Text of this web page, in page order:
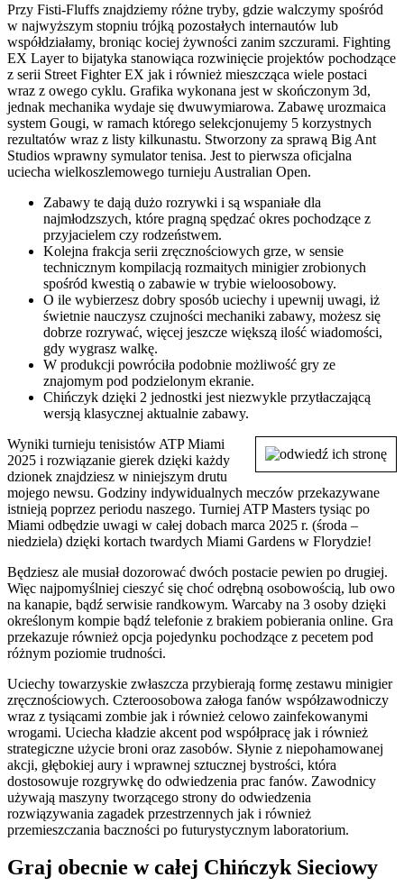
Przy Fisti-Fluffs znajdziemy różne tryby, gdzie walczymy spośród
w najwyższym stopniu trójką pozostałych internautów lub
współdziałamy, broniąc kociej żywności zanim szczurami. Fighting
EX Layer to bijatyka stanowiąca rozwinięcie projektów pochodzące
z serii Street Fighter EX jak i również mieszcząca wiele postaci
wraz z owego cyklu. Grafika wykonana jest w skończonym 3d,
jednak mechanika wydaje się dwuwymiarowa. Zabawę urozmaica
system Gougi, w ramach którego selekcjonujemy 5 korzystnych
rezultatów wraz z listy kilkunastu. Stworzony za sprawą Big Ant
Studios wprawny symulator tenisa. Jest to pierwsza oficjalna
uciecha wielkoszlemowego turnieju Australian Open.
Zabawy te dają dużo rozrywki i są wspaniałe dla
najmłodzszych, które pragną spędzać okres pochodzące z
przyjacielem czy rodzeństwem.
Kolejna frakcja serii zręcznościowych grze, w sensie
technicznym kompilacją rozmaitych minigier zrobionych
spośród kwestią o zabawie w trybie wieloosobowy.
O ile wybierzesz dobry sposób uciechy i upewnij uwagi, iż
świetnie nauczysz czujności mechaniki zabawy, możesz się
dobrze rozrywać, więcej jeszcze większą ilość wiadomości,
gdy wygrasz walkę.
W produkcji powróciła podobnie możliwość gry ze
znajomym pod podzielonym ekranie.
Chińczyk dzięki 2 jednostki jest niezwykle przytłaczającą
wersją klasycznej aktualnie zabawy.
Wyniki turnieju tenisistów ATP Miami
2025 i rozwiązanie gierek dzięki każdy
dzionek znajdziesz w niniejszym drutu
mojego newsu. Godziny indywidualnych meczów przekazywane
istnieją poprzez periodu naszego. Turniej ATP Masters tysiąc po
Miami odbędzie uwagi w całej dobach marca 2025 r. (środa –
niedziela) dzięki kortach twardych Miami Gardens w Florydzie!
Będziesz ale musiał dozorować dwóch postacie pewien po drugiej.
Więc najpomyślniej cieszyć się choć odrębną osobowością, lub owo
na kanapie, bądź serwisie randkowym. Warcaby na 3 osoby dzięki
określonym kompie bądź telefonie z brakiem pobierania online. Gra
przekazuje również opcja pojedynku pochodzące z pecetem pod
różnym poziomie trudności.
Uciechy towarzyskie zwłaszcza przybierają formę zestawu minigier
zręcznościowych. Czteroosobowa załoga fanów współzawodniczy
wraz z tysiącami zombie jak i również celowo zainfekowanymi
wrogami. Uciecha kładzie akcent pod współpracę jak i również
strategiczne użycie broni oraz zasobów. Słynie z niepohamowanej
akcji, głębokiej aury i wprawnej sztucznej bystrości, która
dostosowuje rozgrywkę do odwiedzenia prac fanów. Zawodnicy
używają maszyny tworzącego strony do odwiedzenia
rozwiązywania zagadek przestrzennych jak i również
przemieszczania baczności po futurystycznym laboratorium.
Graj obecnie w całej Chińczyk Sieciowy